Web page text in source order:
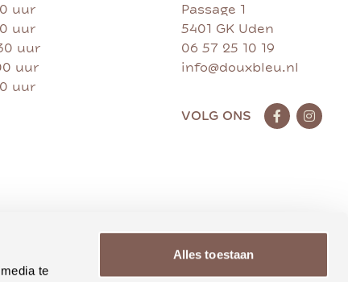
te
Alles toestaan
uur
uur
uur
uur
uur
Passage 1
5401 GK Uden
06 57 25 10 19
info@douxbleu.nl
VOLG ONS